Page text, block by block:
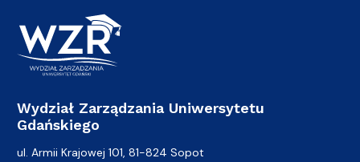
Wydział Zarządzania Uniwersytetu
Gdańskiego
ul. Armii Krajowej 101, 81-824 Sopot